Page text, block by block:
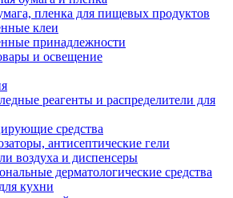
пленка для пищевых продуктов
клеи
принадлежности
и освещение
реагенты и распределители для
средства
антисептические гели
воздуха и диспенсеры
дерматологические средства
кухни